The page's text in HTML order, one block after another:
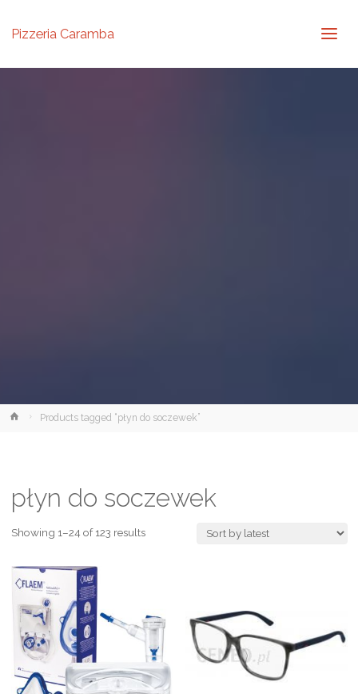
Pizzeria Caramba
StronaProducts tagged “płyn do soczewek”
płyn do soczewek
Showing 1–24 of 123 results